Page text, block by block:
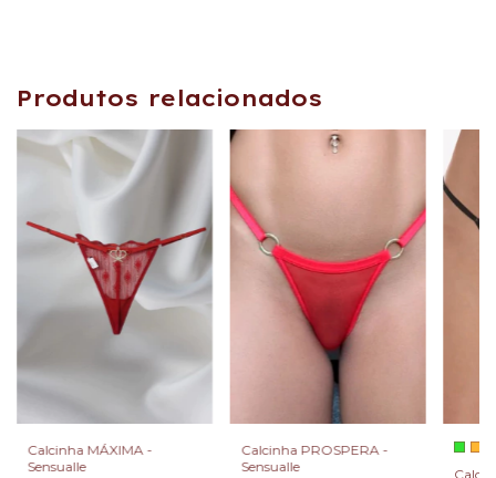
Produtos relacionados
Calcinha MÁXIMA -
Sensualle
Calcinha PROSPERA -
Sensualle